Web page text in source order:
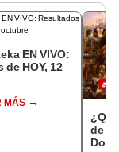
EN VIVO:
HOY, 12
MÁS
de